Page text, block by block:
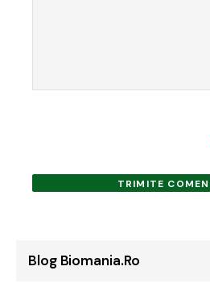
TRIMITE
Blog Biomania.ro